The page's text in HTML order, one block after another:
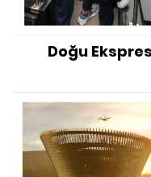
Doğu